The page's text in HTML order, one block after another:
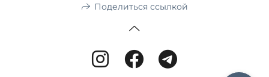
Поделиться ссылкой